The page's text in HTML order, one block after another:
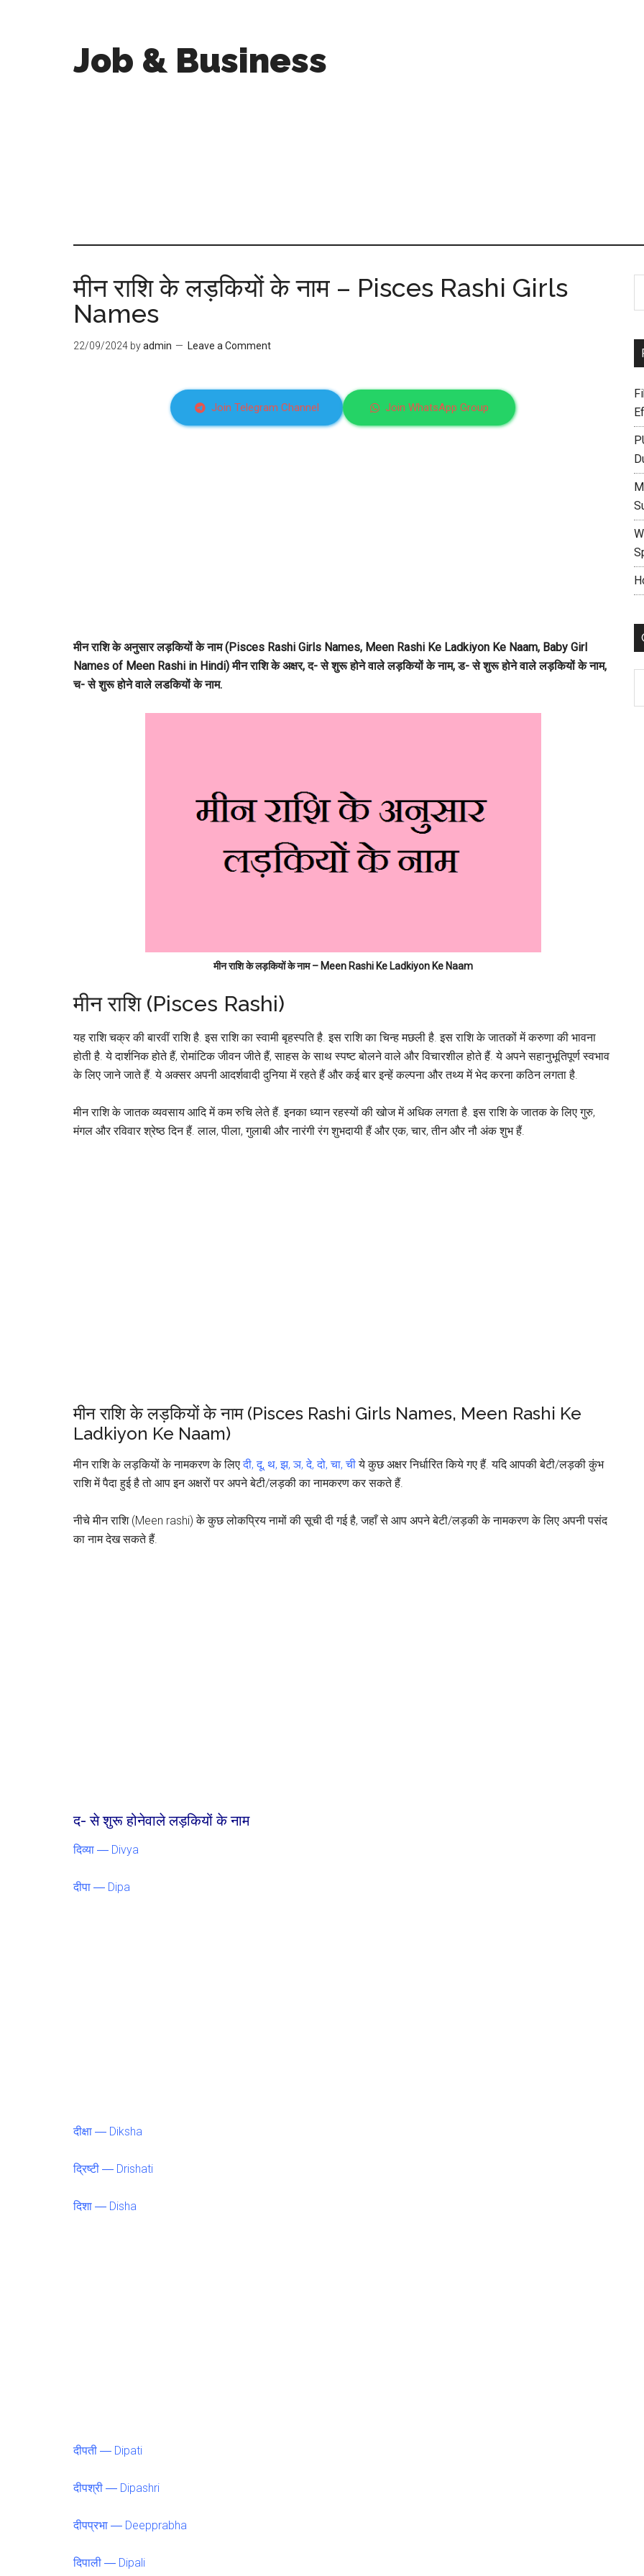
Job & Business
मीन राशि के लड़कियों के नाम – Pisces Rashi Girls
Names
22/09/2024 byadmin Leave a Comment
Join Telegram Channel Join WhatsApp Group
मीन राशि के अनुसार लड़कियों के नाम (Pisces Rashi Girls Names, Meen Rashi Ke Ladkiyon Ke Naam, Baby Girl
Names of Meen Rashi in Hindi) मीन राशि के अक्षर, द- से शुरू होने वाले लड़कियों के नाम, ड- से शुरू होने वाले लड़कियों के नाम,
च- से शुरू होने वाले लडकियों के नाम.
मीन राशि के लड़कियों के नाम – Meen Rashi Ke Ladkiyon Ke Naam
मीन राशि (Pisces Rashi)
यह राशि चक्र की बारवीं राशि है. इस राशि का स्वामी बृहस्पति है. इस राशि का चिन्ह मछली है. इस राशि के जातकों में करुणा की भावना
होती है. ये दार्शनिक होते हैं, रोमांटिक जीवन जीते हैं, साहस के साथ स्‍पष्‍ट बोलने वाले और विचारशील होते हैं. ये अपने सहानुभूतिपूर्ण स्वभाव
के लिए जाने जाते हैं. ये अक्सर अपनी आदर्शवादी दुनिया में रहते हैं और कई बार इन्हें कल्पना और तथ्य में भेद करना कठिन लगता है.
मीन राशि के जातक व्यवसाय आदि में कम रुचि लेते हैं. इनका ध्यान रहस्यों की खोज में अधिक लगता है. इस राशि के जातक के लिए गुरु,
मंगल और रविवार श्रेष्‍ठ दिन हैं. लाल, पीला, गुलाबी और नारंगी रंग शुभदायी हैं और एक, चार, तीन और नौ अंक शुभ हैं.
मीन राशि के लड़कियों के नाम (Pisces Rashi Girls Names, Meen Rashi Ke
Ladkiyon Ke Naam)
मीन राशि के लड़कियों के नामकरण के लिएदी, दू, थ, झ, ञ, दे, दो, चा, चीये कुछ अक्षर निर्धारित किये गए हैं. यदि आपकी बेटी/लड़की कुंभ
राशि में पैदा हुई है तो आप इन अक्षरों पर अपने बेटी/लड़की का नामकरण कर सकते हैं.
नीचे मीन राशि (Meen rashi) के कुछ लोकप्रिय नामों की सूची दी गई है, जहाँ से आप अपने बेटी/लड़की के नामकरण के लिए अपनी पसंद
का नाम देख सकते हैं.
द- से शुरू होनेवाले लड़कियों के नाम
दिव्या ― Divya
दीपा ― Dipa
दीक्षा ― Diksha
द्रिष्टी ― Drishati
दिशा ― Disha
दीपती ― Dipati
दीपश्री ― Dipashri
दीपप्रभा ― Deepprabha
दिपाली ― Dipali